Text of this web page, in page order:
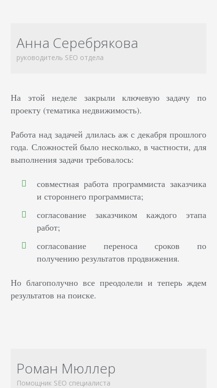
Анна Серебрякова
руководитель SEO отдела
На этой неделе закрыли ключевую задачу по
проекту (тематика недвижимость).
Работа над задачей длилась аж с декабря прошлого
года. Сложностей было несколько, в частности, для
выполнения задачи требовалось:
совместная работа программиста заказчика
и стороннего программиста;
согласование заказчиком каждого этапа
работ;
согласование переноса сроков по
получению результатов продвижения.
Но благополучно все преодолели и теперь ждем
результатов на поиске.
Роман Мюллер
Помощник SEO специалиста